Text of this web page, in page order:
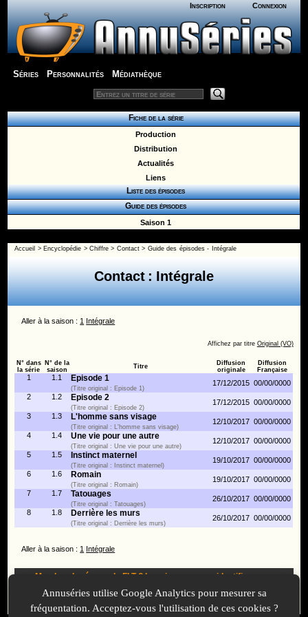
Inscription Connexion
Séries Personnalités Médiathèque
Fiche de la série
Production
Distribution
Actualités
Liens
Liste des épisodes
Guide des épisodes
Saison 1
Accueil > Encyclopédie >Chiffre > Contact> Guide des épisodes - Intégrale
Contact : Intégrale
Aller à la saison : 1 Intégrale
Affichez par titre Original (VO)
N° dans
la série
N° de la
saison
Titre
Diffusion
originale
Diffusion
Française
1 1.1 Episode 1
(Titre original : Episode 1)
17/12/2015 00/00/0000
2
1.2 Episode 2
(Titre original : Episode 2)
17/12/2015 00/00/0000
3
1.3 L'homme sans visage
(Titre original : L'homme sans visage)
12/10/2017 00/00/0000
4
1.4 Une vie pour une autre
(Titre original : Une vie pour une autre)
12/10/2017 00/00/0000
5
1.5 Instinct maternel
(Titre original : Instinct maternel)
19/10/2017 00/00/0000
6
1.6 Romain
(Titre original : Romain)
19/10/2017 00/00/0000
7
1.7 Tatouages
(Titre original : Tatouages)
26/10/2017 00/00/0000
8
1.8 Derrière les murs
(Titre original : Derrière les murs)
26/10/2017 00/00/0000
Aller à la saison : 1 Intégrale
Membre du réseau du FLT ? Inscrivez-vous
identifiez-vous
cette série !
Annuséries utilise Google Analytics pour mesurer sa
fréquentation. Acceptez-vous l'utilisation de ces cookies ?